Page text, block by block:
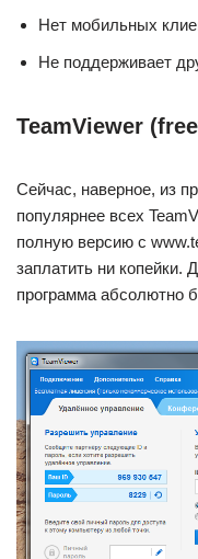
Нет мобильных
Не поддерживает
TeamViewer
Сейчас, наверное, из
популярнее всех
полную версию с
заплатить ни копейки.
программа абсолютно